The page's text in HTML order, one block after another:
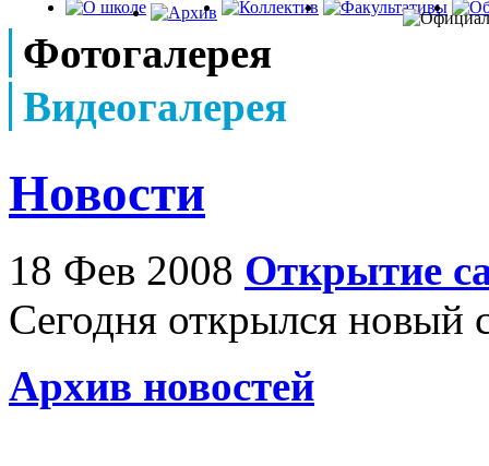
Фотогалерея
Видеогалерея
Новости
18 Фев 2008 Открытие
Сегодня открылся новый
Архив новостей